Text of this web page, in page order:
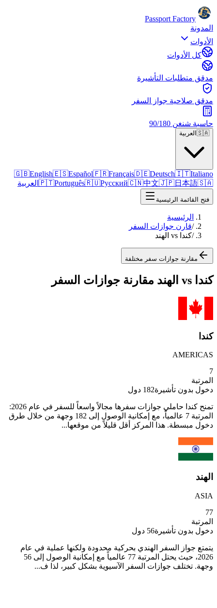
Passport Factory
المدونة
الأدوات
كل الأدوات
مدقق متطلبات التأشيرة
مدقق صلاحية جواز السفر
حاسبة شنغن 90/180
🇸🇦 العربية
🇬🇧English🇪🇸Español🇫🇷Français🇩🇪Deutsch🇮🇹Italiano
🇵🇹Português🇷🇺Русский🇨🇳中文🇯🇵日本語🇸🇦 العربية
فتح القائمة الرئيسية
الرئيسية
/قارن جوازات السفر
/كندا vs الهند
مقارنة جوازات سفر مختلفة
كندا vs الهند مقارنة جوازات السفر
كندا
AMERICAS
7
المرتبة
دخول بدون تأشيرة182 دول
تمنح كندا حاملي جوازات سفرها مجالاً واسعاً للسفر في عام 2026:
المرتبة 7 عالمياً، مع إمكانية الوصول إلى 182 وجهة من خلال طرق
دخول مبسطة. هذا المركز أقل قليلاً من موقعها...
الهند
ASIA
77
المرتبة
دخول بدون تأشيرة56 دول
يتمتع جواز السفر الهندي بحركية محدودة ولكنها عملية في عام
2026، حيث يحتل المرتبة 77 عالمياً مع إمكانية الوصول إلى 56
وجهة. تختلف جوازات السفر الآسيوية بشكل كبير، لذا ف...